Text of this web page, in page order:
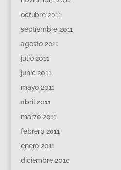
octubre 2011
septiembre 2011
agosto 2011
julio 2011
junio 2011
mayo 2011
abril 2011
marzo 2011
febrero 2011
enero 2011
diciembre 2010